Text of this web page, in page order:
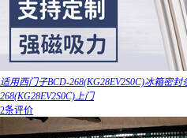
适用西门子BCD-268(KG28EV2S0C)冰箱密
268(KG28EV2S0C)上门
2条评价